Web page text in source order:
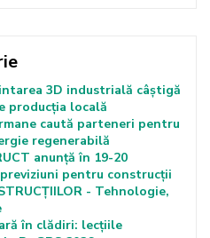
3D industrială câștigă
producția locală
caută parteneri pentru
regenerabilă
anunță în 19-20
pentru construcții
- Tehnologie,
în clădiri: lecțiile